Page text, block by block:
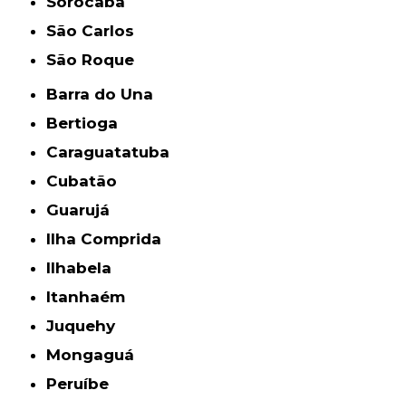
São Carlos
São Roque
Barra do Una
Bertioga
Caraguatatuba
Cubatão
Guarujá
Ilha Comprida
Ilhabela
Itanhaém
Juquehy
Mongaguá
Peruíbe